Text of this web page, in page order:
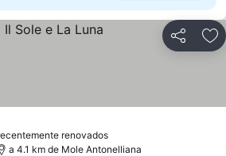
Partilhar
renovadosVer preços
a 4.1 km de Mole Antonelliana